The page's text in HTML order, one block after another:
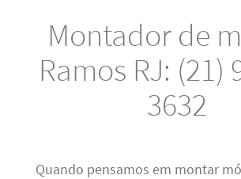
Montador de
Ramos RJ: (21)
3632
Quando pensamos em montar